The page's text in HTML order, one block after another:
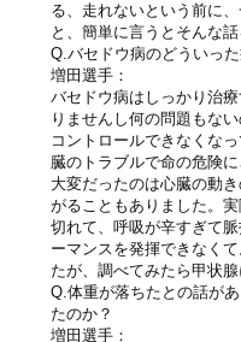
る、走れないという前に
と、簡単に言うとそんな話
Q.バセドウ病のどういっ
増田選手：
バセドウ病はしっかり治
りませんし何の問題もな
コントロールできなくな
臓のトラブルで命の危険
大変だったのは心臓の動
がることもありました。
切れて、呼吸が辛すぎて
ーマンスを発揮できなく
たが、調べてみたら甲状
Q.体重が落ちたとの話が
たのか？
増田選手：